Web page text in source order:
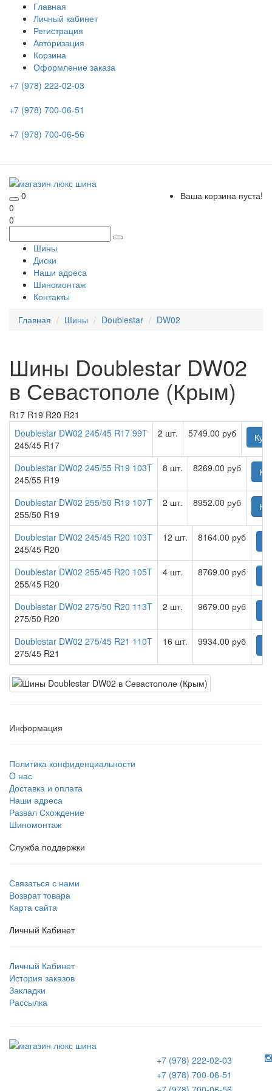
Главная
Личный кабинет
Регистрация
Авторизация
Корзина
Оформление заказа
+7 (978) 222-02-03
+7 (978) 700-06-51
+7 (978) 700-06-56
0
Ваша корзина пуста!
0
0
Шины
Диски
Наши адреса
Шиномонтаж
Контакты
Главная
Шины Doublestar DW02
Шины Doublestar DW02
в Севастополе (Крым)
R17 R19 R20 R21
Doublestar DW02 245/45 R17 99T
245/45 R17
2 шт. 5749.00 руб
Doublestar DW02 245/55 R19 103T
245/55 R19
8 шт. 8269.00 руб
Doublestar DW02 255/50 R19 107T
255/50 R19
2 шт. 8952.00 руб
Doublestar DW02 245/45 R20 103T
245/45 R20
12 шт. 8164.00 руб
Doublestar DW02 255/45 R20 105T
255/45 R20
4 шт. 8769.00 руб
Doublestar DW02 275/50 R20 113T
275/50 R20
2 шт. 9679.00 руб
Doublestar DW02 275/45 R21 110T
275/45 R21
16 шт. 9934.00 руб
Информация
Политика конфиденциальности
O нас
Доставка и оплата
Наши адреса
Развал Схождение
Шиномонтаж
Служба поддержки
Связаться с нами
Возврат товара
Карта сайта
Личный Кабинет
Личный Кабинет
История заказов
Закладки
Рассылка
+7 (978) 222-02-03
+7 (978) 700-06-51